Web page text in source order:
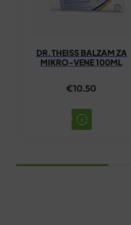
DR.THEISS BALZAM ZA
MIKRO-VENE 100ML
€10.50